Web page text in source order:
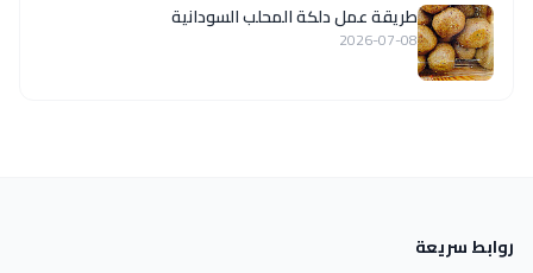
طريقة عمل دلكة المحلب السودانية
2026-07-08
روابط سريعة